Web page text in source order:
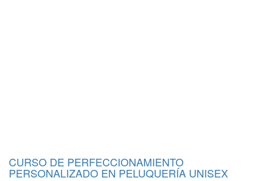
CURSO DE PERFECCIONAMIENTO
PERSONALIZADO EN PELUQUERÍA UNISEX